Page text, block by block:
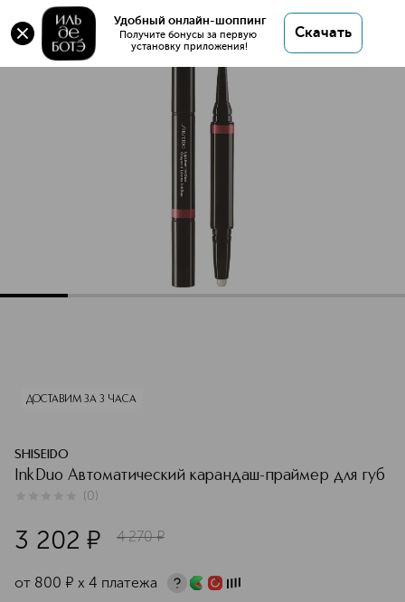
Удобный онлайн-шоппинг
Получите бонусы за первую
установку приложения!
Скачать
Оригинал 💯 InkDuo Автоматический карандаш-
праймер для губ купить в интернет магазине ИЛЬ
ДЕ БОТЭ с доставкой.
InkDuo Автоматический карандаш-праймер для губ
ДОСТАВИМ ЗА 3 ЧАСА
SHISEIDO
InkDuo Автоматический карандаш-праймер для губ
(0)
3 202 ¤ 4 270 ¤
от 800 ¤ х 4 платежа